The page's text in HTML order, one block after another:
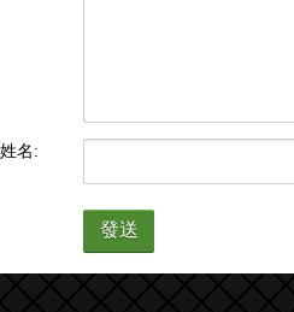
姓名:
發送